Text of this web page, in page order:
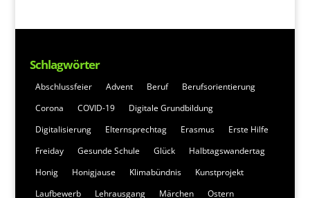
Schlagwörter
Abschlussfeier Advent Beruf
Berufsorientierung
Corona
COVID-19
Digitale Grundbildung
Digitalisierung
Elternsprechtag Erasmus
Erste Hilfe
Freiday
Gesunde Schule Glück
Halbtagswandertag
Honig
Honigjause Klimabündnis
Kunstprojekt
Laufbewerb
Lehrausgang Märchen Ostern